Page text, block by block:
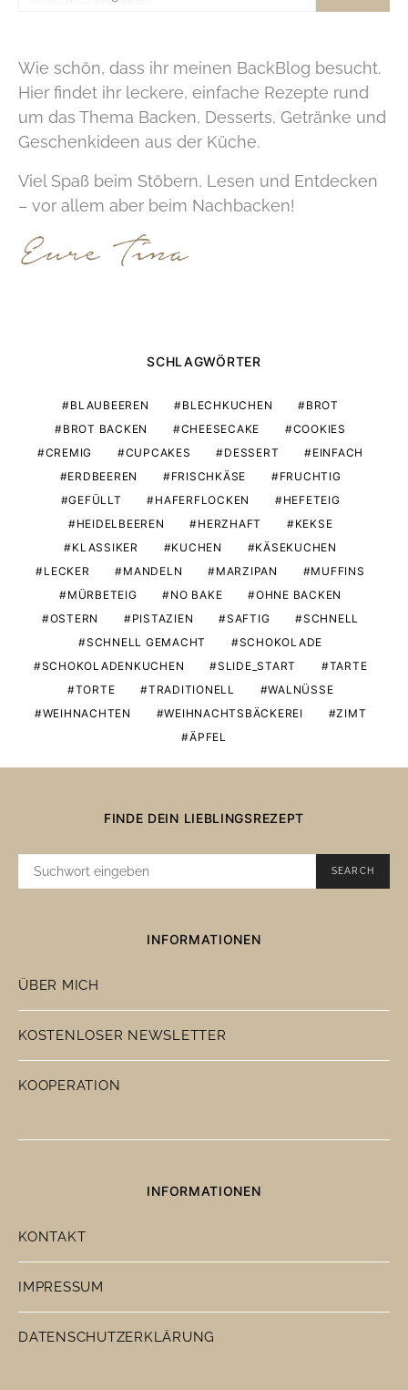
Wie schön, dass ihr meinen BackBlog besucht.
Hier findet ihr leckere, einfache Rezepte rund
um das Thema Backen, Desserts, Getränke und
Geschenkideen aus der Küche.
Viel Spaß beim Stöbern, Lesen und Entdecken
– vor allem aber beim Nachbacken!
SCHLAGWÖRTER
BLAUBEEREN BLECHKUCHEN
BROT
BROT BACKEN
CHEESECAKE
COOKIES
CREMIG
CUPCAKES DESSERT
EINFACH
ERDBEEREN
FRISCHKÄSE
FRUCHTIG
GEFÜLLT
HAFERFLOCKEN
HEFETEIG
HEIDELBEEREN
HERZHAFT
KEKSE
KLASSIKER
KUCHEN
KÄSEKUCHEN
LECKER
MANDELN MARZIPAN
MUFFINS
MÜRBETEIG
NO BAKE
OHNE BACKEN
OSTERN
PISTAZIEN SAFTIG
SCHNELL
SCHNELL GEMACHT
SCHOKOLADE
SCHOKOLADENKUCHEN
SLIDE_START
TARTE
TORTE
TRADITIONELL
WALNÜSSE
WEIHNACHTEN
WEIHNACHTSBÄCKEREI
ZIMT
ÄPFEL
FINDE DEIN LIEBLINGSREZEPT
SUCHE
SEARCH
INFORMATIONEN
ÜBER MICH
KOSTENLOSER NEWSLETTER
KOOPERATION
INFORMATIONEN
KONTAKT
IMPRESSUM
DATENSCHUTZERKLÄRUNG